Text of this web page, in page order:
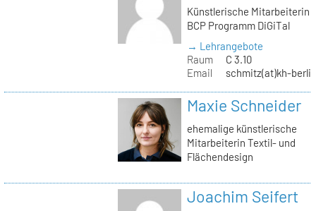
Künstlerische Mitarbeiterin
BCP Programm DiGiTal
→ Lehrangebote
Raum
C 3.10
Email
schmitz(at)kh-
Maxie Schneider
ehemalige künstlerische
Mitarbeiterin Textil- und
Flächendesign
Joachim Seifert